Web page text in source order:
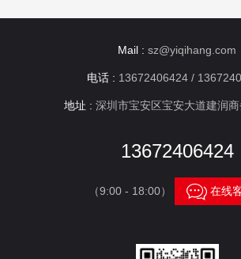
Mail : sz@yiqihang.com
电话 : 13672406424 /
地址 : 深圳市宝安区宝安大道建润
13672406424
（9:00 - 18:00） 在线